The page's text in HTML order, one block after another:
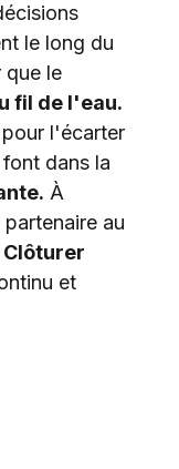
le long du
que le
fil de l'eau.
l'écarter
dans la
À
au
Clôturer
et